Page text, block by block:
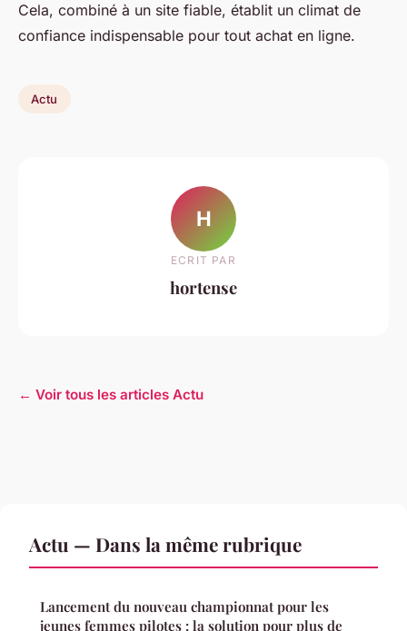
Cela, combiné à un site fiable, établit un climat de
confiance indispensable pour tout achat en ligne.
Actu
H
ECRIT PAR
hortense
← Voir tous les articles Actu
Actu — Dans la même rubrique
Lancement du nouveau championnat pour les
jeunes femmes pilotes : la solution pour plus de